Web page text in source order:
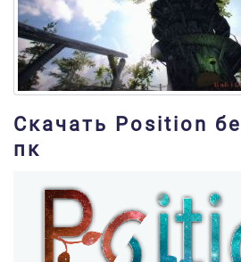
Скачать Position
пк